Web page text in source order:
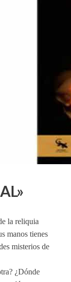
la reliquia
manos tienes
misterios de
¿Dónde